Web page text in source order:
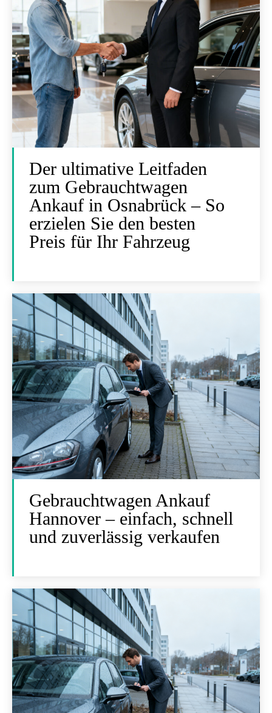
Der ultimative Leitfaden
zum Gebrauchtwagen
Ankauf in Osnabrück – So
erzielen Sie den besten
Preis für Ihr Fahrzeug
Gebrauchtwagen Ankauf
Hannover – einfach, schnell
und zuverlässig verkaufen